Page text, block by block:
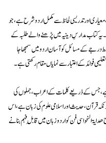
معیاری اور تدریسی لحاظ سے مکمل اردو شرح ہے، جو
یہ کتاب مدارسِ دینیہ میں پڑھنے والے طلبہ کے
درجے کے مسائل کو آسان اردو میں سمجھا جا
فوائد کے اعتبار سے نمایاں مقام رکھتی ہے۔
ہے، جس کے ذریعے کلمات کے اعراب، جملوں کی
قرآن، حدیث اور اسلامی علوم کی زبان ہے، اس
النحو اسی فن کو اردو زبان میں قابلِ فہم بنانے